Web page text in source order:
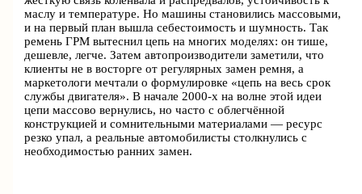
маслу и температуре. Но машины становились массовыми,
и на первый план вышла себестоимость и шумность. Так
ремень ГРМ вытеснил цепь на многих моделях: он тише,
дешевле, легче. Затем автопроизводители заметили, что
клиенты не в восторге от регулярных замен ремня, а
маркетологи мечтали о формулировке «цепь на весь срок
службы двигателя». В начале 2000‑х на волне этой идеи
цепи массово вернулись, но часто с облегчённой
конструкцией и сомнительными материалами — ресурс
резко упал, а реальные автомобилисты столкнулись с
необходимостью ранних замен.